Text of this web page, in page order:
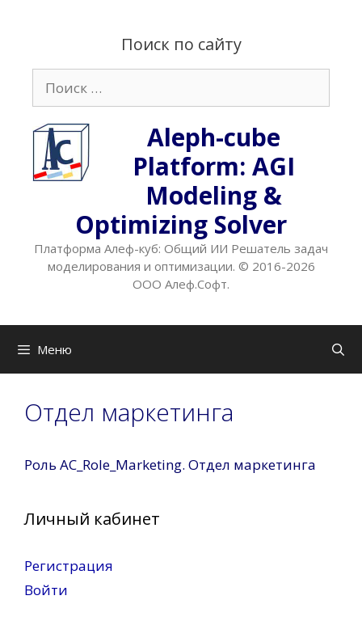
Поиск по сайту
Aleph-cube
Platform: AGI
Modeling &
Optimizing Solver
Платформа Алеф-куб: Общий ИИ Решатель задач
моделирования и оптимизации. © 2016-2026
ООО Алеф.Софт.
Меню
Отдел маркетинга
Роль AC_Role_Marketing. Отдел маркетинга
Личный кабинет
Регистрация
Войти